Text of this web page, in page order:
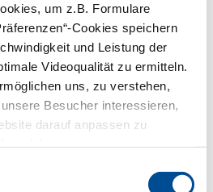
um z.B. Formulare
Cookies speichern
und Leistung der
Videoqualität zu ermitteln.
uns, zu verstehen,
Besucher interessieren,
darauf anpassen zu
Dr. Cosima
Rücker